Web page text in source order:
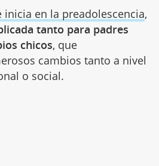
inicia en la preadolescencia,
tanto para padres
chicos, que
cambios tanto a nivel
o social.